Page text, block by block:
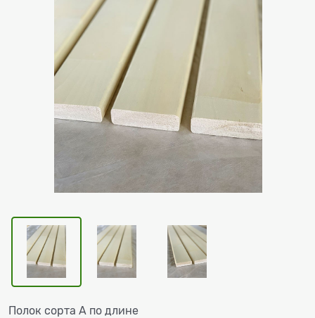
Полок сорта А по длине